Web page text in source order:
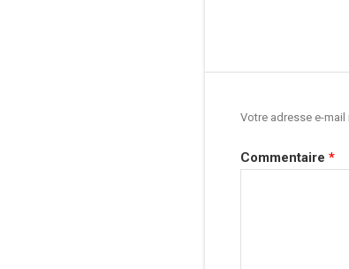
Votre adresse e-
Commentaire *